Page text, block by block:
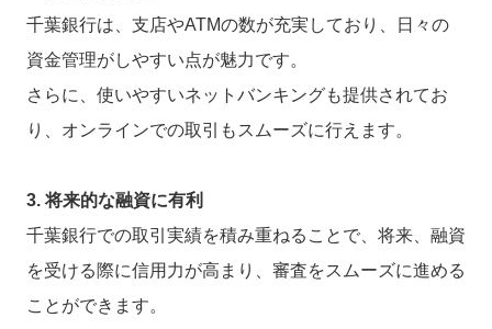
千葉銀行は、支店やATMの数が充実しており、日々の
資金管理がしやすい点が魅力です。
さらに、使いやすいネットバンキングも提供されてお
り、オンラインでの取引もスムーズに行えます。
3. 将来的な融資に有利
千葉銀行での取引実績を積み重ねることで、将来、融資
を受ける際に信用力が高まり、審査をスムーズに進める
ことができます。